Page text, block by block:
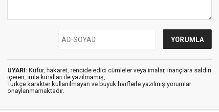
UYARI: Küfür, hakaret, rencide edici cümleler veya imalar, inançlara saldırı
içeren, imla kuralları ile yazılmamış,
Türkçe karakter kullanılmayan ve büyük harflerle yazılmış yorumlar
onaylanmamaktadır.